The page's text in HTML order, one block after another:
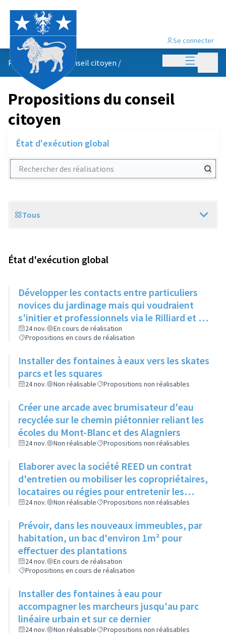
Menu
Se connecter
Propositions du conseil citoyen /
Propositions du conseil
citoyen
État d'exécution global
Rechercher des réalisations
Scope
Tous
État d'exécution global
Développer les contacts entre particuliers
novices du jardinage mais qui voudraient
s'initier et professionnels via le Rilliard et la
Maison de la Vie Locale
24 nov.
En cours de réalisation
Propositions en cours de réalisation
Installer des fontaines à eaux vers les skates
parcs et les squares
24 nov. Non réalisable Propositions non réalisables
Créer une arcade avec brumisateur d'eau
recyclée sur le chemin piétonnier reliant les
écoles du Mont-Blanc et des Alagniers
24 nov. Non réalisable Propositions non réalisables
Elaborer avec la société REED un contrat
d'entretien ou mobiliser les copropriétaires,
locataires ou régies pour entretenir les
espaces verts entre bâtiments
24 nov. Non réalisable Propositions non réalisables
Prévoir, dans les nouveaux immeubles, par
habitation, un bac d'environ 1m² pour
effectuer des plantations
24 nov.
En cours de réalisation
Propositions en cours de réalisation
Installer des fontaines à eau pour
accompagner les marcheurs jusqu'au parc
linéaire urbain et sur ce dernier
24 nov. Non réalisable Propositions non réalisables